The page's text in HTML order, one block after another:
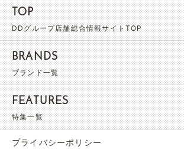
TOP
DDグループ店舗総合情報サイトTOP
BRANDS
ブランド一覧
FEATURES
特集一覧
プライバシーポリシー